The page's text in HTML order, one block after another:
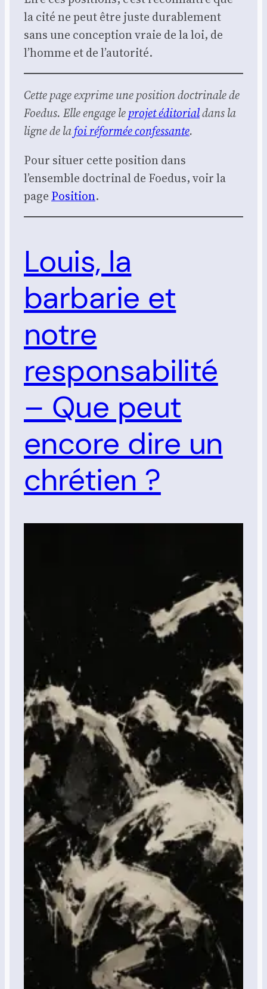
la cité ne peut être juste dura­ble­ment
sans une concep­tion vraie de la loi, de
l’homme et de l’autorité.
Cette page exprime une posi­tion doc­tri­nale de
Foe­dus. Elle engage lepro­jet édi­to­rialdans la
ligne de lafoi réfor­mée confes­sante.
Pour situer cette posi­tion dans
l’ensemble doc­tri­nal de Foe­dus, voir la
page Posi­tion.
Louis, la
barbarie et
notre
responsabilité
– Que peut
encore dire un
chrétien ?